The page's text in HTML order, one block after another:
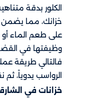
الكلور بدقة
خزانك، مما يضمن
على طعم الماء
وظيفتها في
فالتالي طريقة
الرواسب يدوياً،
خزانات في